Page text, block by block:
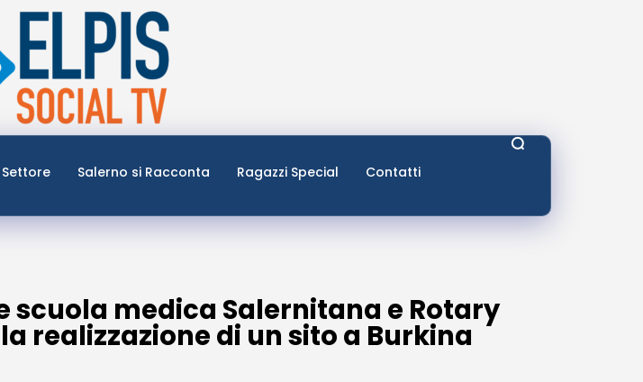
Salerno si Racconta Ragazzi Special Contatti
scuola medica Salernitana e Rotary
realizzazione di un sito a Burkina